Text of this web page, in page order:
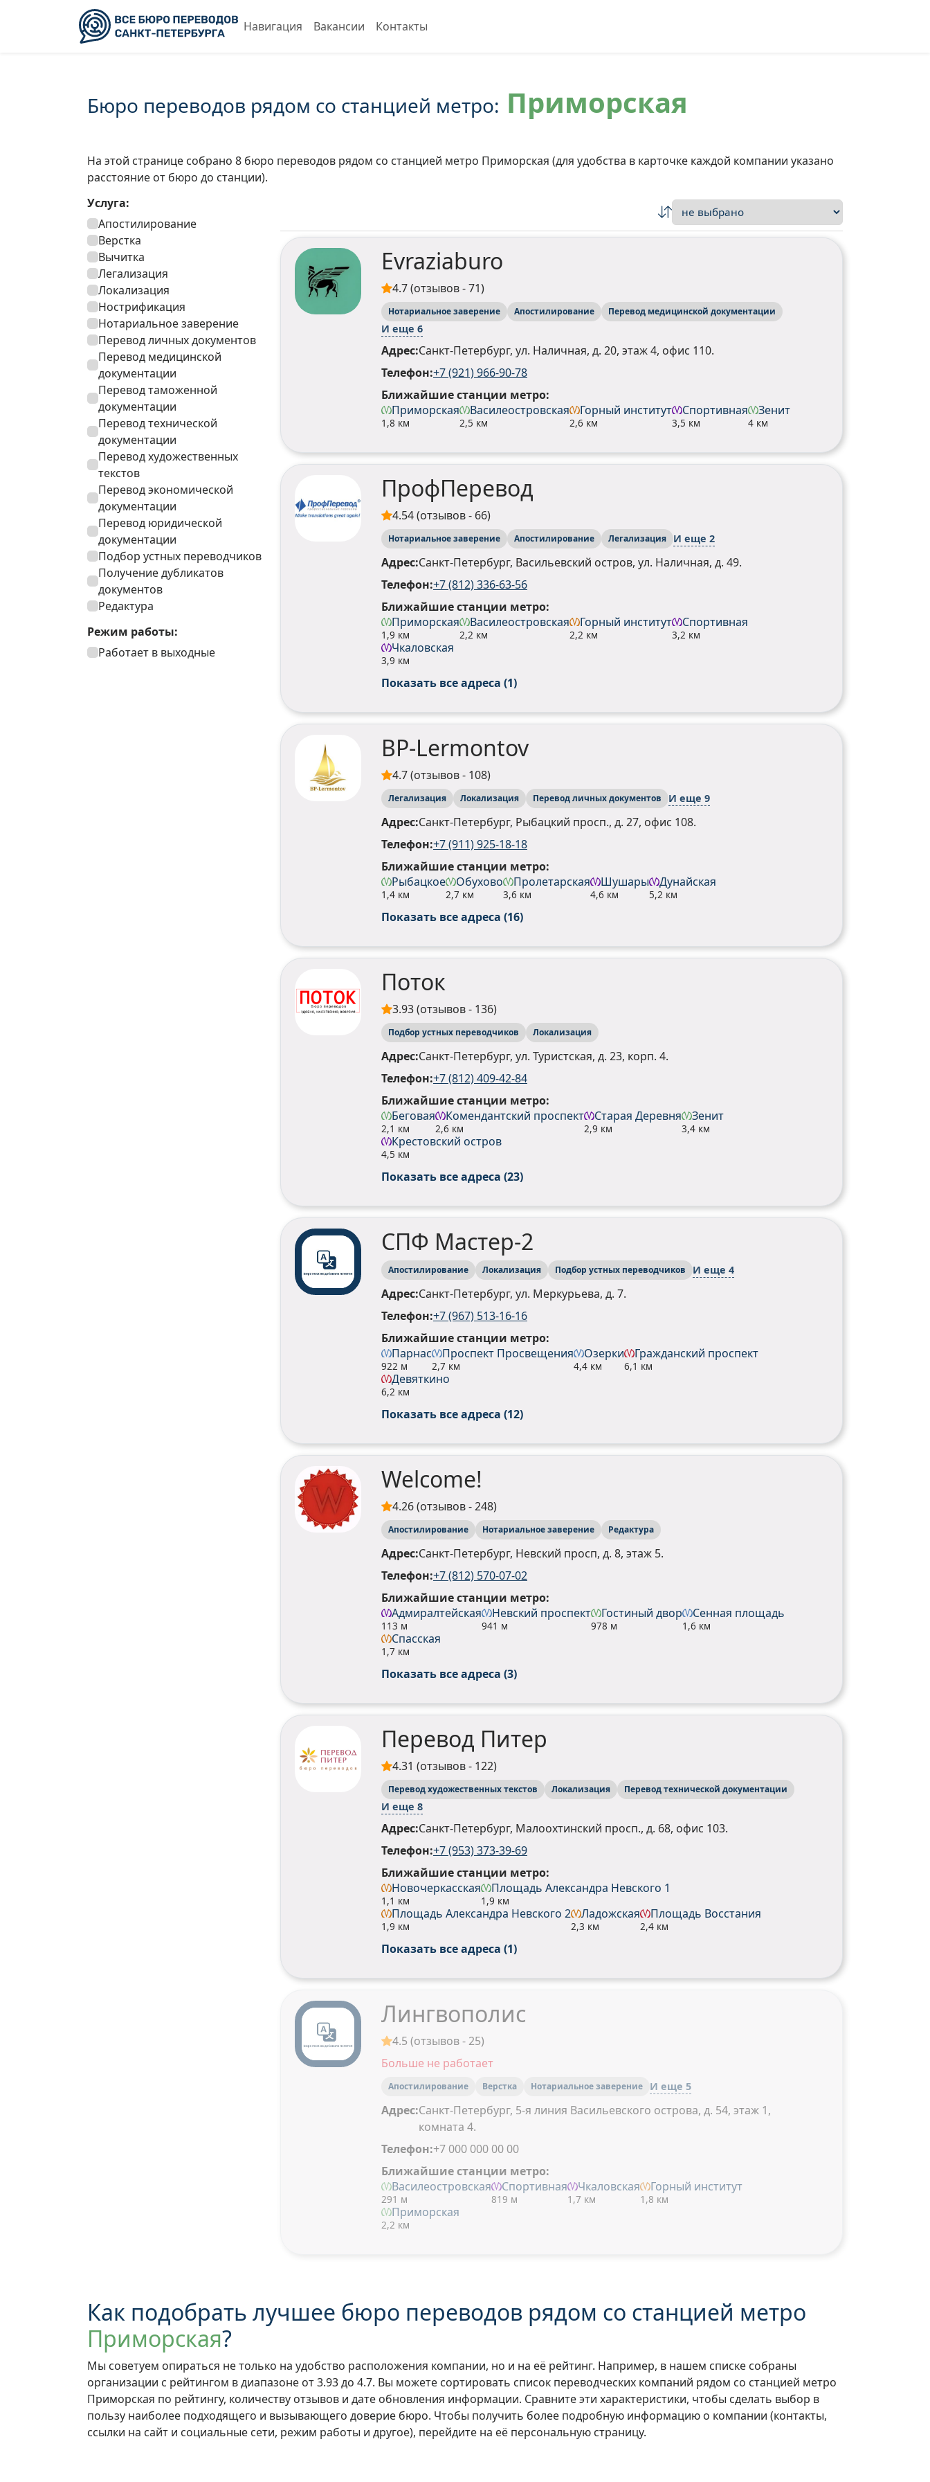
Навигация Вакансии Контакты
Бюро переводов рядом со станцией метро: Приморская
На этой странице собрано 8 бюро переводов рядом со станцией метро Приморская (для удобства в карточке каждой компании указано
расстояние от бюро до станции).
Услуга:
Апостилирование
Верстка
Вычитка
Легализация
Локализация
Нострификация
Нотариальное заверение
Перевод личных документов
Перевод медицинской
документации
Перевод таможенной
документации
Перевод технической
документации
Перевод художественных
текстов
Перевод экономической
документации
Перевод юридической
документации
Подбор устных переводчиков
Получение дубликатов
документов
Редактура
Режим работы:
Работает в выходные
Evraziaburo
4.7 (отзывов - 71)
Нотариальное заверение Апостилирование Перевод медицинской документации
И еще 6
Адрес:Санкт-Петербург, ул. Наличная, д. 20, этаж 4, офис 110.
Телефон:+7 (921) 966-90-78
Ближайшие станции метро:
Приморская
1,8 км
Василеостровская
2,5 км
Горный институт
2,6 км
Спортивная
3,5 км
Зенит
4 км
ПрофПеревод
4.54 (отзывов - 66)
Нотариальное заверение Апостилирование Легализация И еще 2
Адрес:Санкт-Петербург, Васильевский остров, ул. Наличная, д. 49.
Телефон:+7 (812) 336-63-56
Ближайшие станции метро:
Приморская
1,9 км
Василеостровская
2,2 км
Горный институт
2,2 км
Спортивная
3,2 км
Чкаловская
3,9 км
Показать все адреса (1)
BP-Lermontov
4.7 (отзывов - 108)
Легализация Локализация Перевод личных документов И еще 9
Адрес:Санкт-Петербург, Рыбацкий просп., д. 27, офис 108.
Телефон:+7 (911) 925-18-18
Ближайшие станции метро:
Рыбацкое
1,4 км
Обухово
2,7 км
Пролетарская
3,6 км
Шушары
4,6 км
Дунайская
5,2 км
Показать все адреса (16)
Поток
3.93 (отзывов - 136)
Подбор устных переводчиков Локализация
Адрес:Санкт-Петербург, ул. Туристская, д. 23, корп. 4.
Телефон:+7 (812) 409-42-84
Ближайшие станции метро:
Беговая
2,1 км
Комендантский проспект
2,6 км
Старая Деревня
2,9 км
Зенит
3,4 км
Крестовский остров
4,5 км
Показать все адреса (23)
СПФ Мастер-2
Апостилирование Локализация Подбор устных переводчиков И еще 4
Адрес:Санкт-Петербург, ул. Меркурьева, д. 7.
Телефон:+7 (967) 513-16-16
Ближайшие станции метро:
Парнас
922 м
Проспект Просвещения
2,7 км
Озерки
4,4 км
Гражданский проспект
6,1 км
Девяткино
6,2 км
Показать все адреса (12)
Welcome!
4.26 (отзывов - 248)
Апостилирование Нотариальное заверение Редактура
Адрес:Санкт-Петербург, Невский просп, д. 8, этаж 5.
Телефон:+7 (812) 570-07-02
Ближайшие станции метро:
Адмиралтейская
113 м
Невский проспект
941 м
Гостиный двор
978 м
Сенная площадь
1,6 км
Спасская
1,7 км
Показать все адреса (3)
Перевод Питер
4.31 (отзывов - 122)
Перевод художественных текстов Локализация Перевод технической документации
И еще 8
Адрес:Санкт-Петербург, Малоохтинский просп., д. 68, офис 103.
Телефон:+7 (953) 373-39-69
Ближайшие станции метро:
Новочеркасская
1,1 км
Площадь Александра Невского 1
1,9 км
Площадь Александра Невского 2
1,9 км
Ладожская
2,3 км
Площадь Восстания
2,4 км
Показать все адреса (1)
Лингвополис
4.5 (отзывов - 25)
Больше не работает
Апостилирование Верстка Нотариальное заверение И еще 5
Адрес:Санкт-Петербург, 5-я линия Васильевского острова, д. 54, этаж 1,
комната 4.
Телефон:+7 000 000 00 00
Ближайшие станции метро:
Василеостровская
291 м
Спортивная
819 м
Чкаловская
1,7 км
Горный институт
1,8 км
Приморская
2,2 км
Как подобрать лучшее бюро переводов рядом со станцией метро
Приморская?
Мы советуем опираться не только на удобство расположения компании, но и на её рейтинг. Например, в нашем списке собраны
организации с рейтингом в диапазоне от 3.93 до 4.7. Вы можете сортировать список переводческих компаний рядом со станцией метро
Приморская по рейтингу, количеству отзывов и дате обновления информации. Сравните эти характеристики, чтобы сделать выбор в
пользу наиболее подходящего и вызывающего доверие бюро. Чтобы получить более подробную информацию о компании (контакты,
ссылки на сайт и социальные сети, режим работы и другое), перейдите на её персональную страницу.